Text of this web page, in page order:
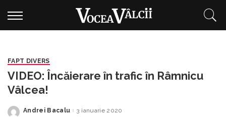
FAPT DIVERS
VIDEO: Încăierare în trafic în Râmnicu
Vâlcea!
Posted
Andrei Bacalu 3 ianuarie 2020